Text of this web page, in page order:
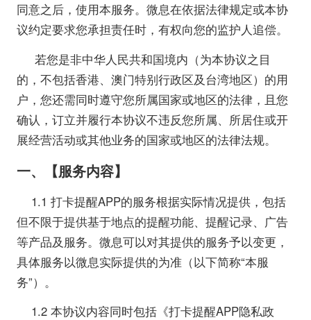
同意之后，使用本服务。微息在依据法律规定或本协
议约定要求您承担责任时，有权向您的监护人追偿。
若您是非中华人民共和国境内（为本协议之目
的，不包括香港、澳门特别行政区及台湾地区）的用
户，您还需同时遵守您所属国家或地区的法律，且您
确认，订立并履行本协议不违反您所属、所居住或开
展经营活动或其他业务的国家或地区的法律法规。
一、【服务内容】
1.1 打卡提醒APP的服务根据实际情况提供，包括
但不限于提供基于地点的提醒功能、提醒记录、广告
等产品及服务。微息可以对其提供的服务予以变更，
具体服务以微息实际提供的为准（以下简称“本服
务”）。
1.2 本协议内容同时包括《打卡提醒APP隐私政